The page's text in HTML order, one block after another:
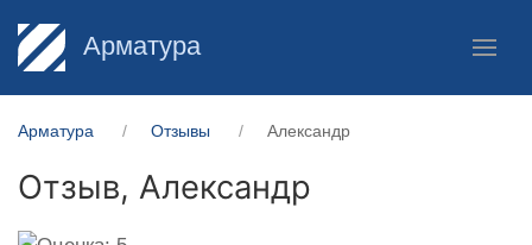
Арматура
Арматура Отзывы Александр
Отзыв, Александр